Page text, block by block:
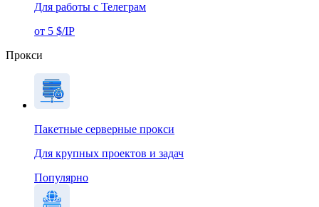
Для работы с Телеграм
от 5 $/IP
Прокси
Пакетные серверные прокси
Для крупных проектов и задач
Популярно